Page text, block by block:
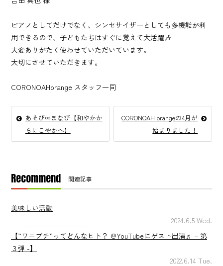
ピアノとしてだけでなく、シンセサイザーとしても多機能が利
用できるので、子どもたちはすぐに覚えて大活躍🎶
大変ありがたく使わせていただいています。
大切にさせていただきます。
CORONOAHorange スタッフ一同
CORONOAH orangeの4月が
始まりました！
あそび∞まなび【和やかか
らにこやかへ】
Recommend 関連記事
美味しい活動
2024.6.5 Wed.
【”ワニブチ”ってどんなヒト？ @YouTubeにゲスト出演♬ – 第
３弾 -】
2022.6.14 Tue.